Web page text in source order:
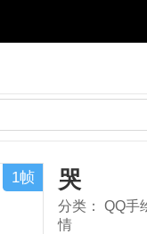
1帧 哭
分类： QQ手
情